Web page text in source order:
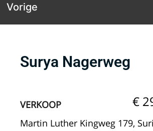
Vorige
Surya Nagerweg
VERKOOP €
Martin Luther Kingweg 179,